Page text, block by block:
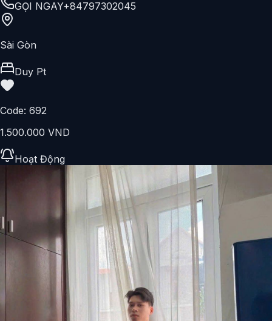
GỌI NGAY+84797302045
Sài Gòn
Duy Pt
Code: 692
1.500.000 VND
Hoạt Động